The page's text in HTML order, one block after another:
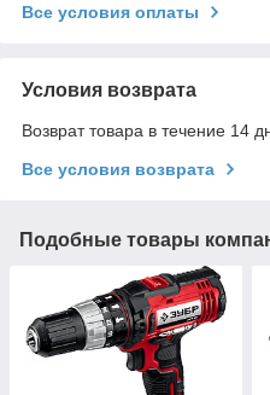
Все условия оплаты
Условия возврата
Возврат товара в течение 14
Все условия возврата
Подобные товары